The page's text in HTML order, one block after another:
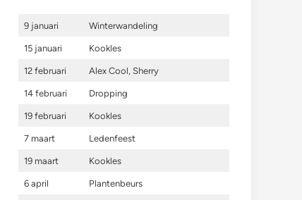
9 januari Winterwandeling
15 januari Kookles
12 februari Alex Cool, Sherry
14 februari Dropping
19 februari Kookles
7 maart Ledenfeest
19 maart Kookles
6 april Plantenbeurs